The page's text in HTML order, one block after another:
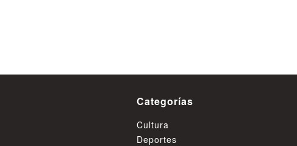
Categorías
Cultura
Deportes